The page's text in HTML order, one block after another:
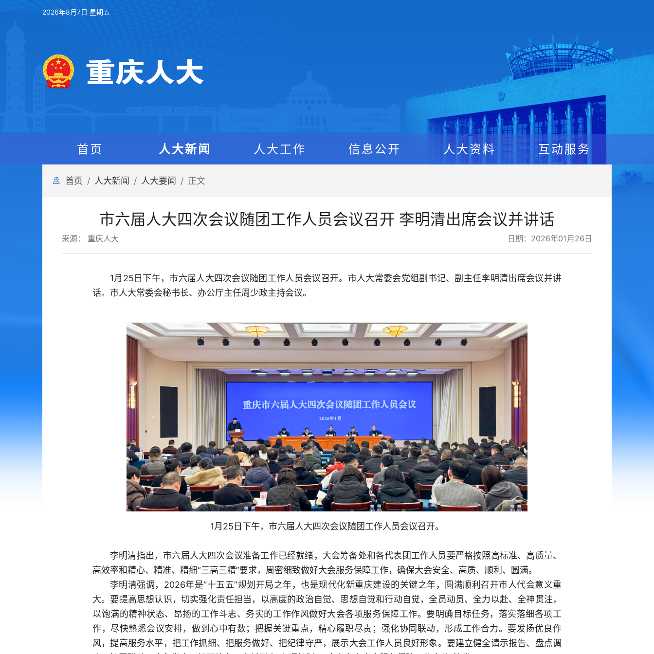
2026年8月7日 星期五
首页 人大新闻 人大工作 信息公开 人大资料 互动服务
首页 人大新闻 人大要闻 正文
市六届人大四次会议随团工作人员会议召开 李明清出席会议并讲话
日期：2026年01月26日
来源： 重庆人大
1月25日下午，市六届人大四次会议随团工作人员会议召开。市人大常委会党组副书记、副主任李明清出席会议并讲
话。市人大常委会秘书长、办公厅主任周少政主持会议。
1月25日下午，市六届人大四次会议随团工作人员会议召开。
李明清指出，市六届人大四次会议准备工作已经就绪，大会筹备处和各代表团工作人员要严格按照高标准、高质量、
高效率和精心、精准、精细“三高三精”要求，周密细致做好大会服务保障工作，确保大会安全、高质、顺利、圆满。
李明清强调，2026年是“十五五”规划开局之年，也是现代化新重庆建设的关键之年，圆满顺利召开市人代会意义重
大。要提高思想认识，切实强化责任担当，以高度的政治自觉、思想自觉和行动自觉，全员动员、全力以赴、全神贯注，
以饱满的精神状态、昂扬的工作斗志、务实的工作作风做好大会各项服务保障工作。要明确目标任务，落实落细各项工
作，尽快熟悉会议安排，做到心中有数；把握关键重点，精心履职尽责；强化协同联动，形成工作合力。要发扬优良作
风，提高服务水平，把工作抓细、把服务做好、把纪律守严，展示大会工作人员良好形象。要建立健全请示报告、盘点调